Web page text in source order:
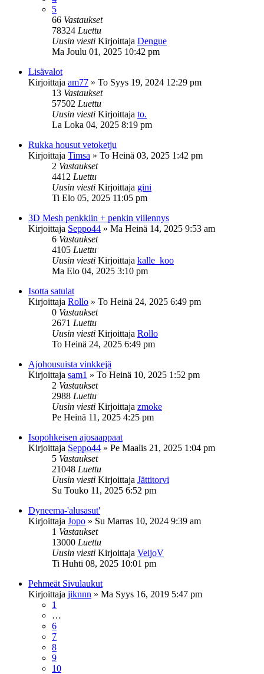
5
66 Vastaukset
78324 Luettu
Uusin viesti Kirjoittaja Dengue
Ma Joulu 01, 2025 10:42 pm
Lisävalot
Kirjoittaja am77 » To Syys 19, 2024 12:29 pm
13 Vastaukset
57502 Luettu
Uusin viesti Kirjoittaja to.
La Loka 04, 2025 8:19 pm
Rukka housut vetoketju
Kirjoittaja Timsa » To Heinä 03, 2025 1:42 pm
2 Vastaukset
4412 Luettu
Uusin viesti Kirjoittaja gini
Ti Elo 05, 2025 11:05 pm
3D Mesh penkkiin + penkin viilennys
Kirjoittaja Seppo44 » Ma Heinä 14, 2025 9:53 am
6 Vastaukset
4105 Luettu
Uusin viesti Kirjoittaja kalle_koo
Ma Elo 04, 2025 3:10 pm
Isotta satulat
Kirjoittaja Rollo » To Heinä 24, 2025 6:49 pm
0 Vastaukset
2671 Luettu
Uusin viesti Kirjoittaja Rollo
To Heinä 24, 2025 6:49 pm
Ajohousuista vinkkejä
Kirjoittaja sam1 » To Heinä 10, 2025 1:52 pm
2 Vastaukset
2988 Luettu
Uusin viesti Kirjoittaja zmoke
Pe Heinä 11, 2025 4:25 pm
Isopohkeisen ajosaappaat
Kirjoittaja Seppo44 » Pe Maalis 21, 2025 1:04 pm
5 Vastaukset
21048 Luettu
Uusin viesti Kirjoittaja Jättitorvi
Su Touko 11, 2025 6:52 pm
Dyneema-'alusasut'
Kirjoittaja Jopo » Su Marras 10, 2024 9:39 am
1 Vastaukset
13000 Luettu
Uusin viesti Kirjoittaja VeijoV
Ti Huhti 08, 2025 10:01 pm
Pehmeät Sivulaukut
Kirjoittaja jiknnn » Ma Syys 16, 2019 5:47 pm
1
…
6
7
8
9
10